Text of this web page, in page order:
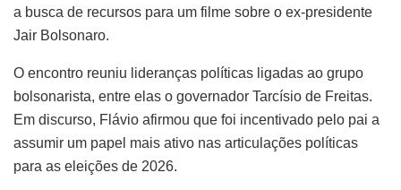
a busca de recursos para um filme sobre o ex-presidente
Jair Bolsonaro.
O encontro reuniu lideranças políticas ligadas ao grupo
bolsonarista, entre elas o governador Tarcísio de Freitas.
Em discurso, Flávio afirmou que foi incentivado pelo pai a
assumir um papel mais ativo nas articulações políticas
para as eleições de 2026.